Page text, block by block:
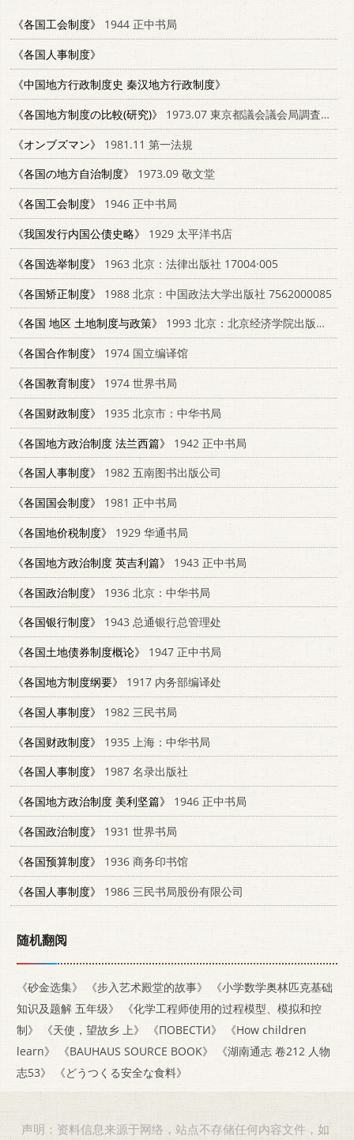
《各国工会制度》
1944 正中书局
《各国人事制度》
《中国地方行政制度史 秦汉地方行政制度》
《各国地方制度の比較(研究)》
1973.07 東京都議会議会局調査部調査課
《オンブズマン》
1981.11 第一法規
《各国の地方自治制度》
1973.09 敬文堂
《各国工会制度》
1946 正中书局
《我国发行内国公债史略》
1929 太平洋书店
《各国选举制度》
1963 北京：法律出版社 17004·005
《各国矫正制度》
1988 北京：中国政法大学出版社 7562000085
《各国 地区 土地制度与政策》
1993 北京：北京经济学院出版社 7563803556
《各国合作制度》
1974 国立编译馆
《各国教育制度》
1974 世界书局
《各国财政制度》
1935 北京市：中华书局
《各国地方政治制度 法兰西篇》
1942 正中书局
《各国人事制度》
1982 五南图书出版公司
《各国国会制度》
1981 正中书局
《各国地价税制度》
1929 华通书局
《各国地方政治制度 英吉利篇》
1943 正中书局
《各国政治制度》
1936 北京：中华书局
《各国银行制度》
1943 总通银行总管理处
《各国土地债券制度概论》
1947 正中书局
《各国地方制度纲要》
1917 内务部编译处
《各国人事制度》
1982 三民书局
《各国财政制度》
1935 上海：中华书局
《各国人事制度》
1987 名录出版社
《各国地方政治制度 美利坚篇》
1946 正中书局
《各国政治制度》
1931 世界书局
《各国预算制度》
1936 商务印书馆
《各国人事制度》
1986 三民书局股份有限公司
随机翻阅
《砂金选集》 《步入艺术殿堂的故事》
《小学数学奥林匹克基础
知识及题解 五年级》
《化学工程师使用的过程模型、模拟和控
制》
《天使，望故乡 上》 《ПОВЕСТИ》
《How children
learn》
《BAUHAUS SOURCE BOOK》
《湖南通志 卷212 人物
志53》
《どうつくる安全な食料》
声明：资料信息来源于网络，站点不存储任何内容文件，如